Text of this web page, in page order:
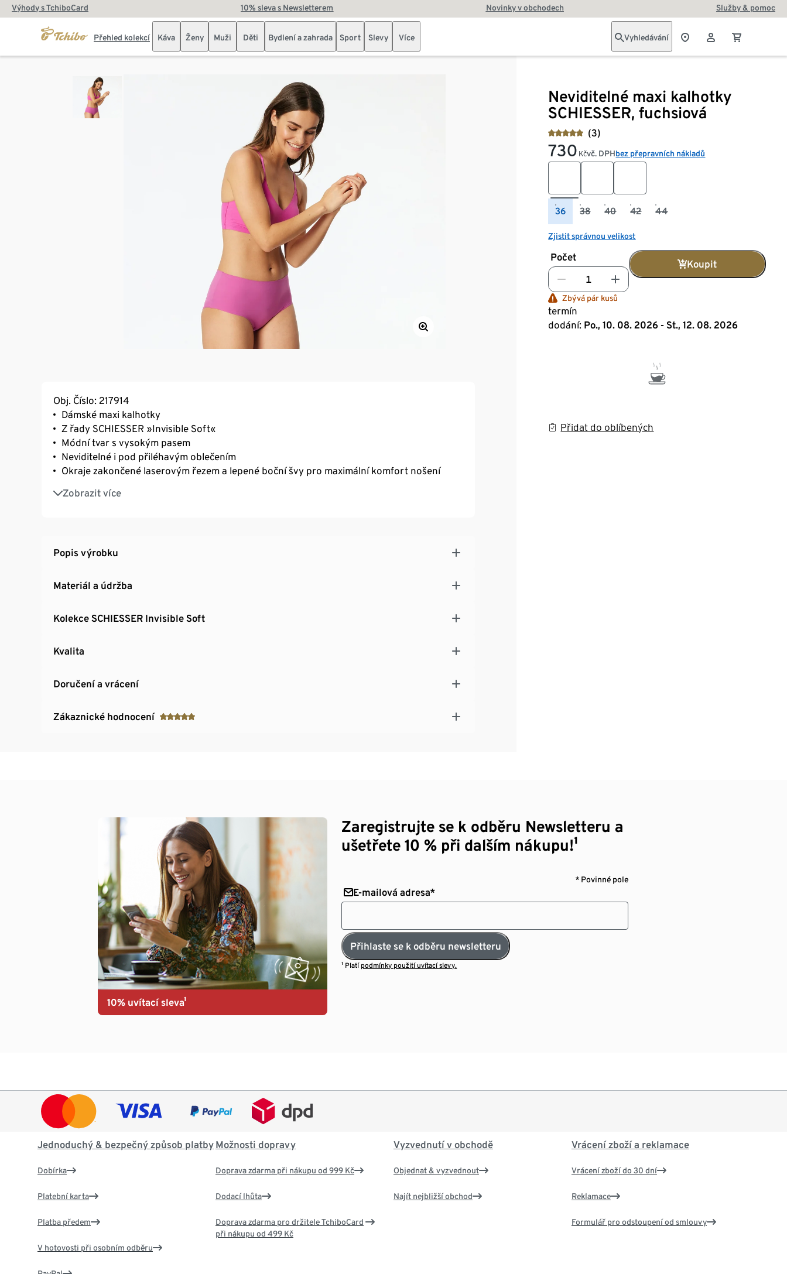
Výhody s TchiboCard 10% sleva s Newsletterem Novinky v obchodech Služby & pomoc
Přehled kolekcí Káva Ženy Muži Děti Bydlení a zahrada Sport Slevy Více Vyhledávání
Neviditelné maxi kalhotky
SCHIESSER, fuchsiová
(3)
730 Kčvč. DPHbez přepravních nákladů
36 38 40 42 44
Zjistit správnou velikost
Počet
Koupit
Zbývá pár kusů
termín
dodání: Po., 10. 08. 2026 - St., 12. 08. 2026
Přidat do oblíbených
Obj. Číslo: 217914
Dámské maxi kalhotky
Z řady SCHIESSER »Invisible Soft«
Módní tvar s vysokým pasem
Neviditelné i pod přiléhavým oblečením
Okraje zakončené laserovým řezem a lepené boční švy pro maximální komfort nošení
Zobrazit více
Nesklouzávají díky povločkovaným lemům
Extra jemný elastický materiál z mikrovlákna s povrchovou úpravou peach finish
Popis výrobku
Materiál a údržba
Kolekce SCHIESSER Invisible Soft
Kvalita
Doručení a vrácení
Zákaznické hodnocení
10% uvítací sleva¹
Zaregistrujte se k odběru Newsletteru a
ušetřete 10 % při dalším nákupu!¹
* Povinné pole
E-mailová adresa*
Přihlaste se k odběru newsletteru
¹ Platí podmínky použití uvítací slevy.
Jednoduchý & bezpečný způsob platby
Dobírka
Platební karta
Platba předem
V hotovosti při osobním odběru
Možnosti dopravy
Doprava zdarma při nákupu od 999 Kč
Dodací lhůta
Doprava zdarma pro držitele TchiboCard
při nákupu od 499 Kč
Vyzvednutí v obchodě
Objednat & vyzvednout
Najít nejbližší obchod
Vrácení zboží a reklamace
Vrácení zboží do 30 dní
Reklamace
Formulář pro odstoupení od smlouvy